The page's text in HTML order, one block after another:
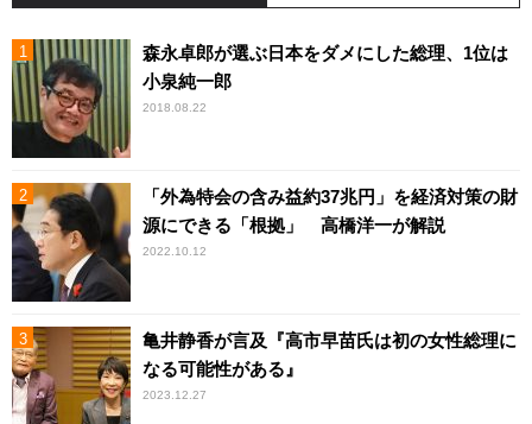
森永卓郎が選ぶ日本をダメにした総理、1位は
小泉純一郎
2018.08.22
「外為特会の含み益約37兆円」を経済対策の財
源にできる「根拠」 高橋洋一が解説
2022.10.12
亀井静香が言及『高市早苗氏は初の女性総理に
なる可能性がある』
2023.12.27